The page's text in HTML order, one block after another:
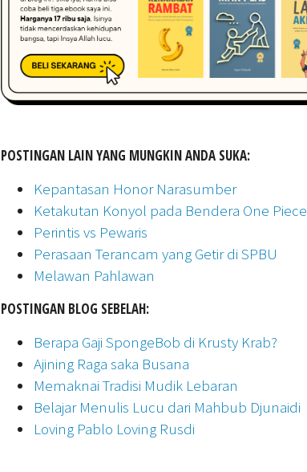
POSTINGAN LAIN YANG MUNGKIN ANDA SUKA:
Kepantasan Honor Narasumber
Ketakutan Konyol pada Bendera One Piece
Perintis vs Pewaris
Perasaan Terancam yang Getir di SPBU
Melawan Pahlawan
POSTINGAN BLOG SEBELAH:
Berapa Gaji SpongeBob di Krusty Krab?
Ajining Raga saka Busana
Memaknai Tradisi Mudik Lebaran
Belajar Menulis Lucu dari Mahbub Djunaidi
Loving Pablo Loving Rusdi